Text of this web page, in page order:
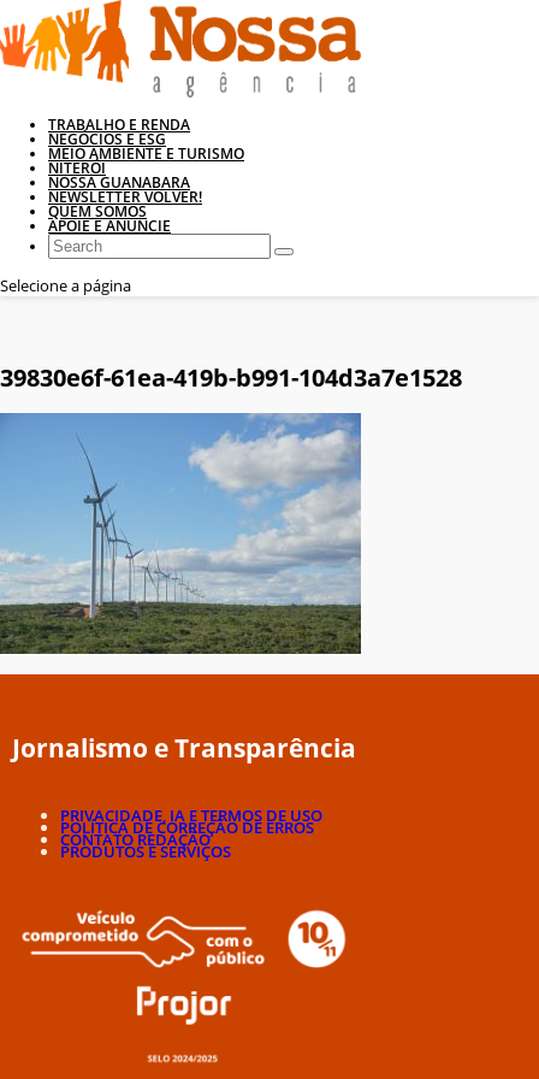
TRABALHO E RENDA
NEGÓCIOS E ESG
MEIO AMBIENTE E TURISMO
NITERÓI
NOSSA GUANABARA
NEWSLETTER VOLVER!
QUEM SOMOS
APOIE E ANUNCIE
Selecione a página
39830e6f-61ea-419b-b991-104d3a7e1528
Jornalismo e Transparência
PRIVACIDADE, IA E TERMOS DE USO
POLÍTICA DE CORREÇÃO DE ERROS
CONTATO REDAÇÃO
PRODUTOS E SERVIÇOS